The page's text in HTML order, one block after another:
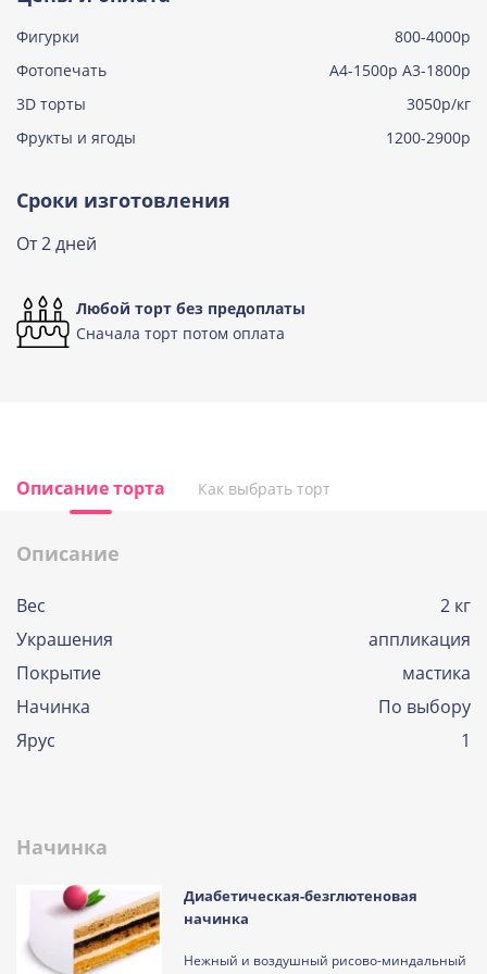
Фигурки
800-4000р
Фотопечать
А4-1500р А3-1800р
3D торты
3050р/кг
Фрукты и ягоды
1200-2900р
Сроки изготовления
От 2 дней
Любой торт без предоплаты
Сначала торт потом оплата
Описание торта Как выбрать торт
Описание
Вес
2 кг
Украшения
аппликация
Покрытие
мастика
Начинка
По выбору
Ярус
1
Начинка
Диабетическая-безглютеновая
начинка
Нежный и воздушный рисово-миндальный